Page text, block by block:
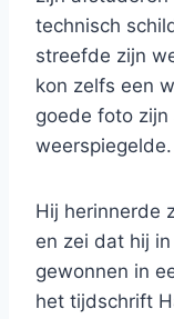
technisch
streefde zijn
kon zelfs een
goede foto
weerspiegelde.
Hij herinnerde
en zei dat hij
gewonnen in
het tijdschrift